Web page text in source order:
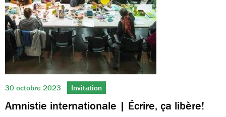
30 octobre 2023 Invitation
Amnistie internationale | Écrire, ça libère!